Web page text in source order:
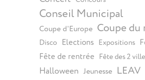
Conseil Municipal
Coupe d'Europe Coupe du
Disco Elections Expositions
Fête de rentrée Fête des 2
Halloween Jeunesse LEAV